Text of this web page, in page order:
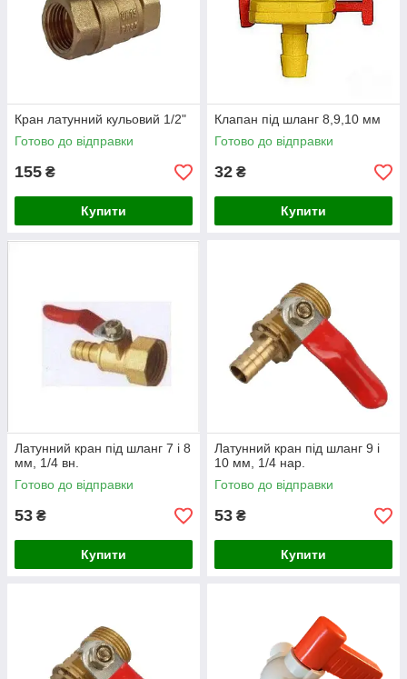
Кран латунний кульовий 1/2"
Готово до відправки
155 ₴
Купити
Клапан під шланг 8,9,10 мм
Готово до відправки
32 ₴
Купити
Латунний кран під шланг 7 і 8
мм, 1/4 вн.
Готово до відправки
53 ₴
Купити
Латунний кран під шланг 9 і
10 мм, 1/4 нар.
Готово до відправки
53 ₴
Купити